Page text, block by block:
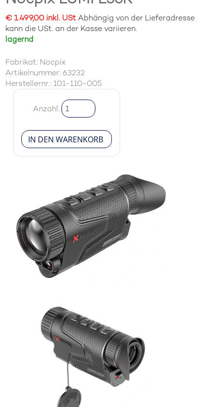
€ 1.499,00 inkl. UStAbhängig von der Lieferadresse
kann die USt. an der Kasse variieren.
lagernd
Fabrikat: Nocpix
Artikelnummer: 63232
Herstellernr.: 101-110-005
Anzahl: